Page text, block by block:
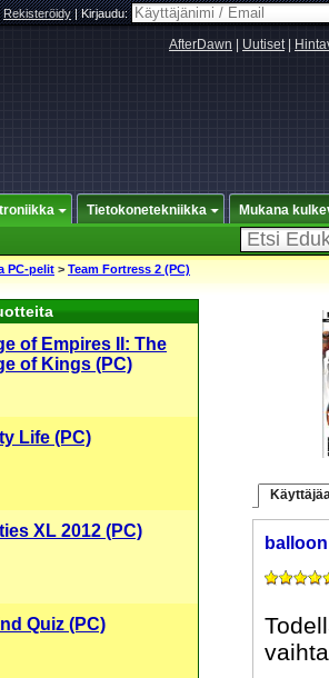
Rekisteröidy|Kirjaudu:
AfterDawn Uutiset|
Tietokonetekniikka Mukana
PC-pelit > Team Fortress 2 (PC)
of Empires II: The
of Kings (PC)
Life (PC)
XL 2012 (PC)
Quiz (PC)